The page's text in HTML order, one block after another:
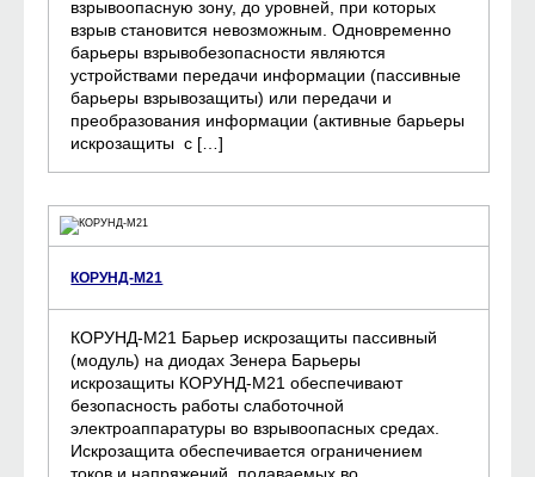
взрывоопасную зону, до уровней, при которых
взрыв становится невозможным. Одновременно
барьеры взрывобезопасности являются
устройствами передачи информации (пассивные
барьеры взрывозащиты) или передачи и
преобразования информации (активные барьеры
искрозащиты с […]
КОРУНД-М21
КОРУНД-М21 Барьер искрозащиты пассивный
(модуль) на диодах Зенера Барьеры
искрозащиты КОРУНД-М21 обеспечивают
безопасность работы слаботочной
электроаппаратуры во взрывоопасных средах.
Искрозащита обеспечивается ограничением
токов и напряжений, подаваемых во